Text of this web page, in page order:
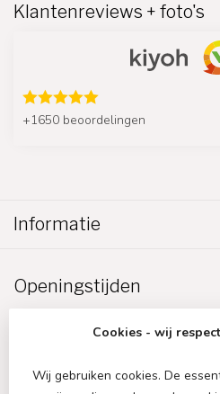
Klantenreviews + foto's
+1650 beoordelingen
Informatie
Openingstijden
Cookies - wij
Wij gebruiken cookies. De